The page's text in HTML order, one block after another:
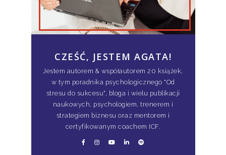
CZEŚĆ, JESTEM AGATA!
Jestem autorem & współautorem 20 książek,
w tym poradnika psychologicznego "Od
stresu do sukcesu", bloga i wielu publikacji
naukowych, psychologiem, trenerem i
strategiem biznesu oraz mentorem i
certyfikowanym coachem ICF.